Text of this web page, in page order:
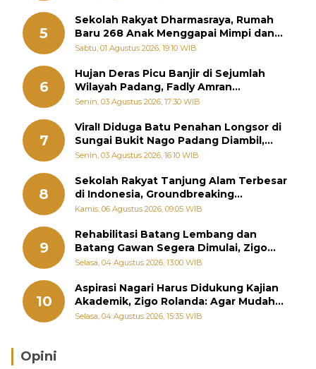
5
Sekolah Rakyat Dharmasraya, Rumah
Baru 268 Anak Menggapai Mimpi dan
Memutus Rantai Kemiskinan
Sabtu, 01 Agustus 2026, 19:10 WIB
6
Hujan Deras Picu Banjir di Sejumlah
Wilayah Padang, Fadly Amran
Perintahkan OPD Siaga
Senin, 03 Agustus 2026, 17:30 WIB
7
Viral! Diduga Batu Penahan Longsor di
Sungai Bukit Nago Padang Diambil,
Warga Khawatir Bencana Terulang
Senin, 03 Agustus 2026, 16:10 WIB
8
Sekolah Rakyat Tanjung Alam Terbesar
di Indonesia, Groundbreaking
September
Kamis, 06 Agustus 2026, 09:05 WIB
9
Rehabilitasi Batang Lembang dan
Batang Gawan Segera Dimulai, Zigo
Rolanda Pastikan Proyek Berjalan
Selasa, 04 Agustus 2026, 13:00 WIB
10
Aspirasi Nagari Harus Didukung Kajian
Akademik, Zigo Rolanda: Agar Mudah
Diperjuangkan di Kementerian
Selasa, 04 Agustus 2026, 15:35 WIB
Opini